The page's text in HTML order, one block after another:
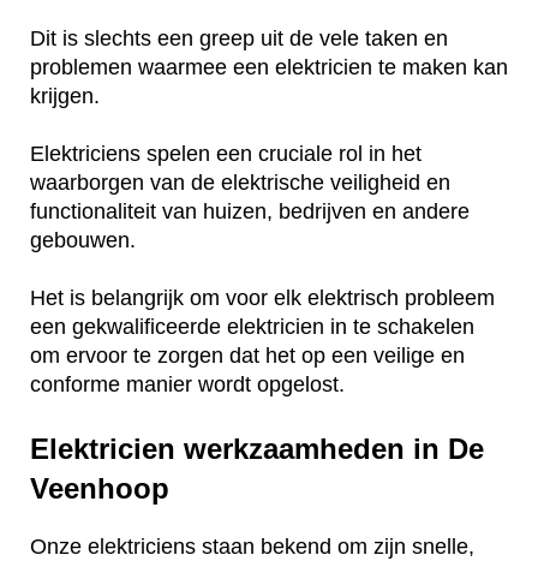
Dit is slechts een greep uit de vele taken en
problemen waarmee een elektricien te maken kan
krijgen.
Elektriciens spelen een cruciale rol in het
waarborgen van de elektrische veiligheid en
functionaliteit van huizen, bedrijven en andere
gebouwen.
Het is belangrijk om voor elk elektrisch probleem
een gekwalificeerde elektricien in te schakelen
om ervoor te zorgen dat het op een veilige en
conforme manier wordt opgelost.
Elektricien werkzaamheden in De
Veenhoop
Onze elektriciens staan bekend om zijn snelle,